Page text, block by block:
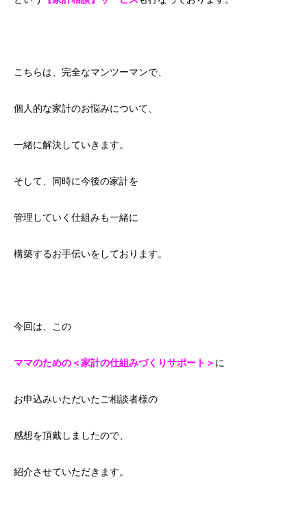
こちらは、完全なマンツーマンで、
個人的な家計のお悩みについて、
一緒に解決していきます。
そして、同時に今後の家計を
管理していく仕組みも一緒に
構築するお手伝いをしております。
今回は、この
ママのための＜家計の仕組みづくりサポート＞ に
お申込みいただいたご相談者様の
感想を頂戴しましたので、
紹介させていただきます。